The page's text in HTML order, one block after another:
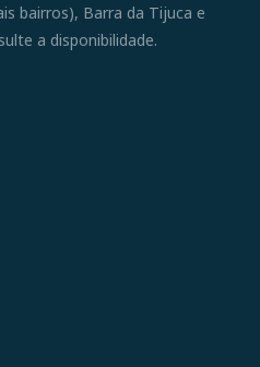
bairros), Barra da Tijuca e
a disponibilidade.